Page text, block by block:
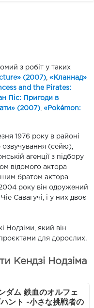
з робіт у таких
(2007) «Кланнад»
and the Pirates:
Піс: Пригоди в
(2007) «Pokémon:
1976 року в районі
озвучування (сейю),
агенції з підбору
відомого актора
братом актора
року він одружений
Савагучі, і у них двоє
Нодзіми, який він
для дорослих.
Кендзі Нодзіма
ダム 鉄血のオルフェ
ント -小さな挑戦者の